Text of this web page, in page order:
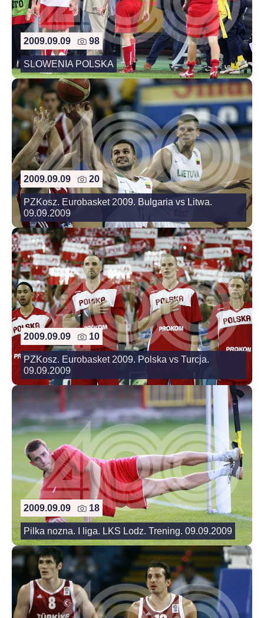
2009.09.09 98
SLOWENIA POLSKA
2009.09.09 20
PZKosz. Eurobasket 2009. Bulgaria vs Litwa.
09.09.2009
2009.09.09 10
PZKosz. Eurobasket 2009. Polska vs Turcja.
09.09.2009
2009.09.09 18
Pilka nozna. I liga. LKS Lodz. Trening. 09.09.2009